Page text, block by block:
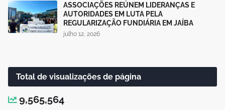
ASSOCIAÇÕES REÚNEM LIDERANÇAS E
AUTORIDADES EM LUTA PELA
REGULARIZAÇÃO FUNDIÁRIA EM JAÍBA
julho 12, 2026
Total de visualizações de página
9,565,564